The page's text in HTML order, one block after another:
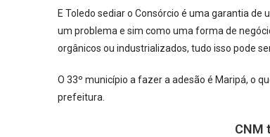
E Toledo sediar o Consórcio é uma garantia
um problema e sim como uma forma de
orgânicos ou industrializados, tudo isso pode
O 33º município a fazer a adesão é Maripá, o
prefeitura.
CNM